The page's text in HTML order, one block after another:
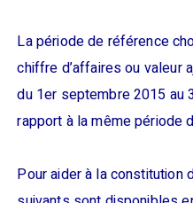
La période de référence
chiffre d’affaires ou valeur
du 1er septembre 2015 au
rapport à la même période
Pour aider à la constitution